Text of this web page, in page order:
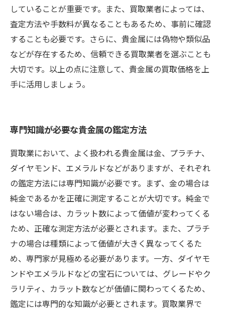
していることが重要です。また、買取業者によっては、
査定方法や手数料が異なることもあるため、事前に確認
することも必要です。さらに、貴金属には偽物や類似品
などが存在するため、信頼できる買取業者を選ぶことも
大切です。以上の点に注意して、貴金属の買取価格を上
手に活用しましょう。
専門知識が必要な貴金属の鑑定方法
買取業において、よく扱われる貴金属は金、プラチナ、
ダイヤモンド、エメラルドなどがありますが、それぞれ
の鑑定方法には専門知識が必要です。まず、金の場合は
純金であるかを正確に測定することが大切です。純金で
はない場合は、カラット数によって価値が変わってくる
ため、正確な測定方法が必要とされます。また、プラチ
ナの場合は種類によって価値が大きく異なってくるた
め、専門家が見極める必要があります。一方、ダイヤモ
ンドやエメラルドなどの宝石については、グレードやク
ラリティ、カラット数などが価値に関わってくるため、
鑑定には専門的な知識が必要とされます。買取業界で